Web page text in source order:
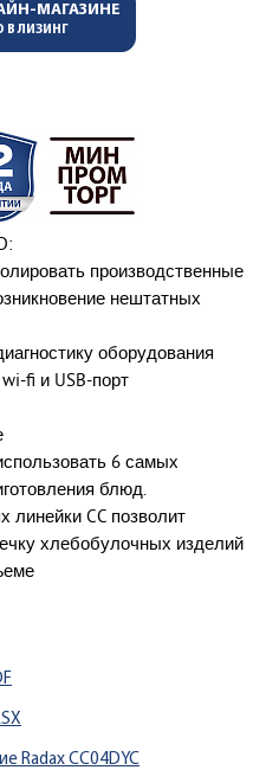
МАГАЗИНЕ
В ЛИЗИНГ
производственные
нештатных
оборудования
wi-fi и USB-порт
6 самых
блюд.
линейки CC позволит
хлебобулочных изделий
Radax CC04DYC